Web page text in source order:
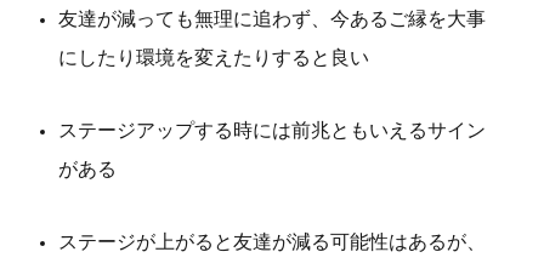
友達が減っても無理に追わず、今あるご縁を大事
にしたり環境を変えたりすると良い
ステージアップする時には前兆ともいえるサイン
がある
ステージが上がると友達が減る可能性はあるが、